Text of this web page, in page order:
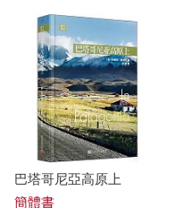
于亞婷（主編）(1)
于秉正編(1)
亞朗．杜卡斯(1)
漢語大詞典出版社(2)
漫遊者文化(2)
臺灣商務(2)
農業部農業試驗所(2)
巴塔哥尼亞高原上
簡體書